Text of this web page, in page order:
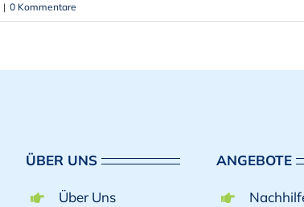
| 0 Kommentare
ÜBER UNS
Über Uns
ANGEBOTE